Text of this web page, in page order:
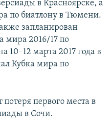
в Красноярске, а
по биатлону в Тюмени.
запланирован
мира 2016/17 по
10–12 марта 2017 года в
Кубка мира по
потеря первого места в
в Сочи.